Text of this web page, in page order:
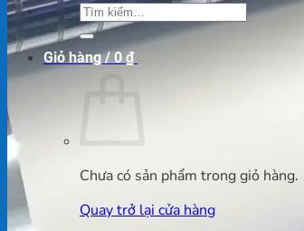
Tìm
kiếm:
Giỏ hàng /0 ₫
Chưa có sản phẩm trong giỏ hàng.
Quay trở lại cửa hàng